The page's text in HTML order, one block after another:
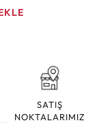
SATIŞ
NOKTALARIMIZ